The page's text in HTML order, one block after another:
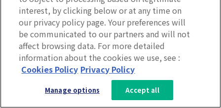
Qiita:team
Qiita:teamは、Qiita株式会社がリリースしている社内
向け情報共有サービスです。
3分で分かるLumApps
サービス資料を無料ダウンロー
ド
interest, by clicking below or at any time on
our privacy policy page. Your preferences will
be communicated to our partners and will not
affect browsing data. For more detailed
information about the cookies we use, see :
Cookies Policy Privacy Policy
Manage options Accept all